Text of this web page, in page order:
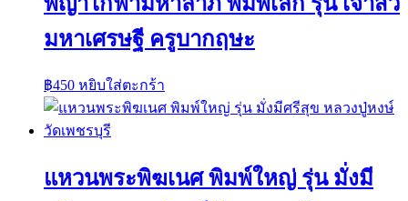
มหาเศรษฐี ครูบากฤษะ
฿450 หยิบใส่ตะกร้า
แหวนพระพิฆเนศ พิมพ์ใหญ่ รุ่น มั่งมี